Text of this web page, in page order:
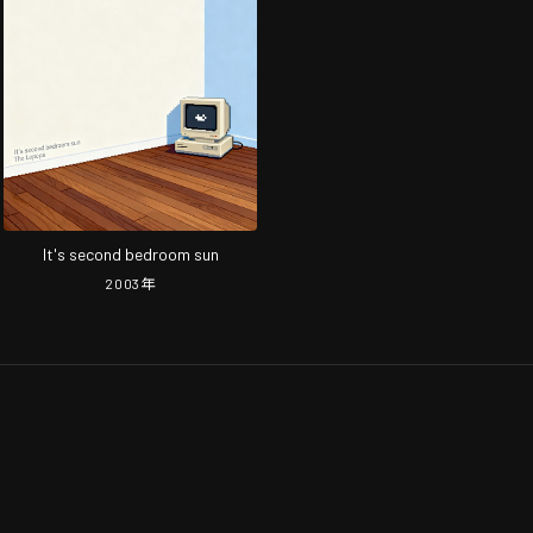
It's second bedroom sun
2003 年